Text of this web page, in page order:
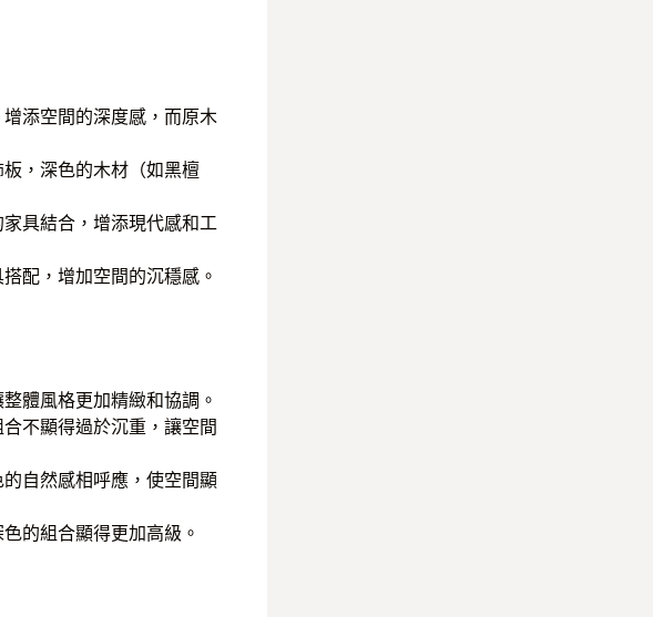
添空間的深度感，而原木
，深色的木材（如黑檀
具結合，增添現代感和工
配，增加空間的沉穩感。
體風格更加精緻和協調。
不顯得過於沉重，讓空間
自然感相呼應，使空間顯
的組合顯得更加高級。